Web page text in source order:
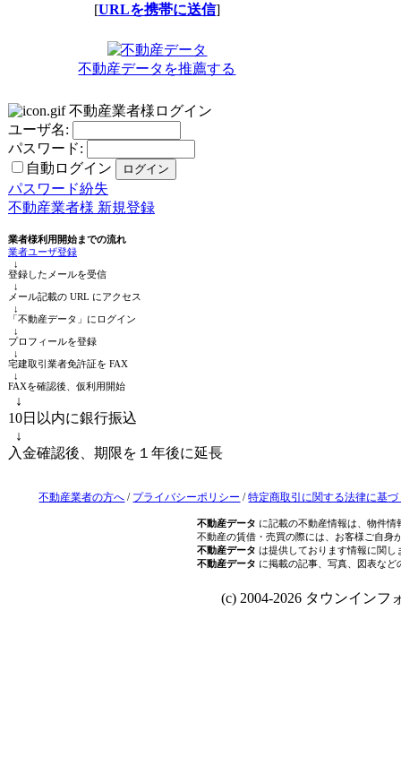
[URLを携帯に送信]
不動産データを推薦する
不動産業者様ログイン
ユーザ名:
パスワード:
自動ログイン
パスワード紛失
不動産業者様 新規登録
業者様利用開始までの流れ
業者ユーザ登録
↓
登録したメールを受信
↓
メール記載の URL にアクセス
↓
「不動産データ」にログイン
↓
プロフィールを登録
↓
宅建取引業者免許証を FAX
↓
FAXを確認後、仮利用開始
↓
10日以内に銀行振込
↓
入金確認後、期限を１年後に延長
不動産業者の方へ / プライバシーポリシー /特定商取引に関する法律に基
不動産データ に記載の不動産情報は、物件
不動産の賃借・売買の際には、お客様ご自身
不動産データ は提供しております情報に関し
不動産データ に掲載の記事、写真、図表な
(c) 2004-2026 タウンインフ